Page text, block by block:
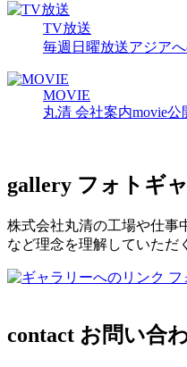
TV放送
毎週日曜放送アジア
MOVIE
丸清 会社案内movie公
gallery フォトギ
株式会社丸清の工場や仕事
など理念を理解していただ
フ
contact お問い合